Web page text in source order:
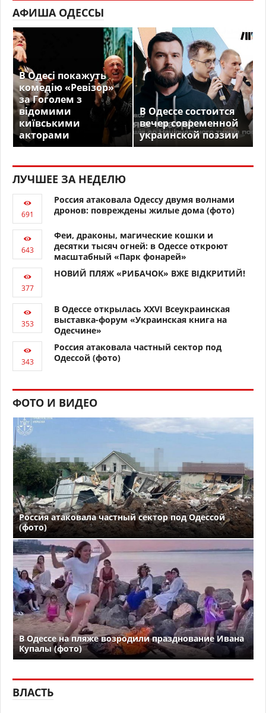
АФИША ОДЕССЫ
В Одесі покажуть
комедію «Ревізор»
за Гоголем з
відомими
київськими
акторами
В Одессе состоится
вечер современной
украинской поэзии
ЛУЧШЕЕ ЗА НЕДЕЛЮ
Россия атаковала Одессу двумя волнами
дронов: повреждены жилые дома (фото)
Феи, драконы, магические кошки и
десятки тысяч огней: в Одессе откроют
масштабный «Парк фонарей»
НОВИЙ ПЛЯЖ «РИБАЧОК» ВЖЕ ВІДКРИТИЙ!
В Одессе открылась XXVI Всеукраинская
выставка-форум «Украинская книга на
Одесчине»
Россия атаковала частный сектор под
Одессой (фото)
ФОТО И ВИДЕО
Россия атаковала частный сектор под Одессой
(фото)
В Одессе на пляже возродили празднование Ивана
Купалы (фото)
ВЛАСТЬ